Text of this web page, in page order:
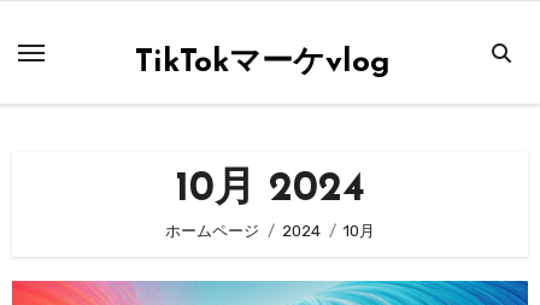
TikTokマーケvlog
10月 2024
ホームページ 2024 10月